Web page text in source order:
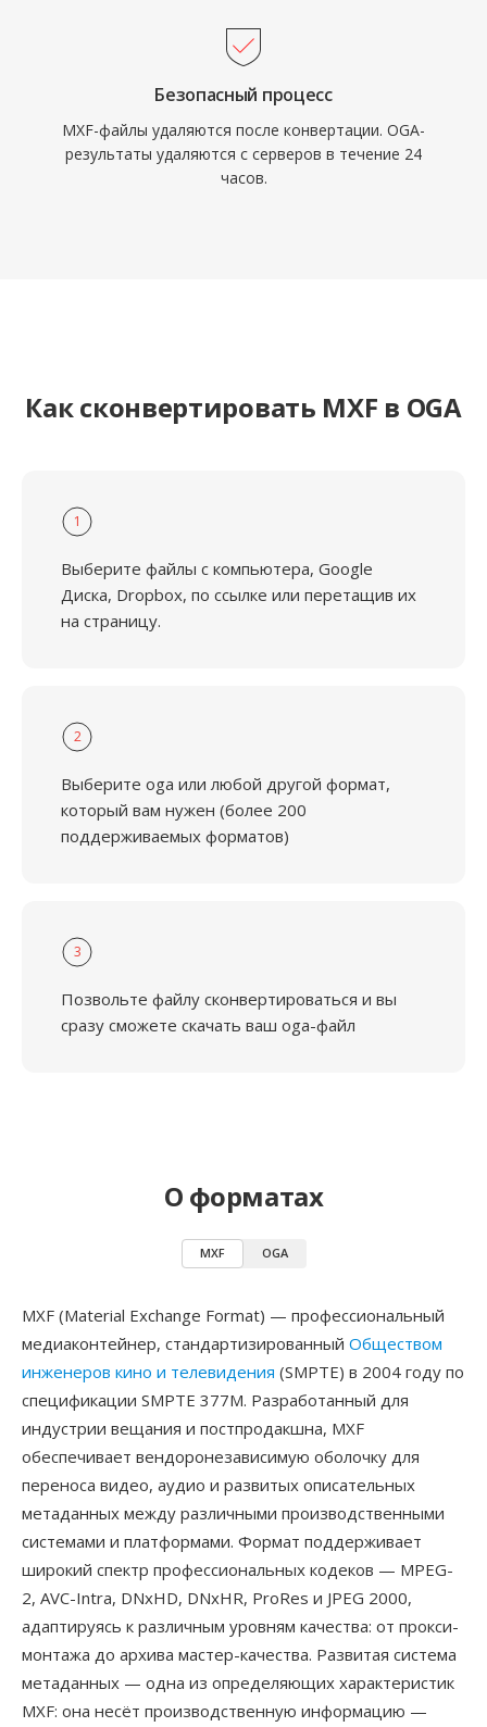
Безопасный процесс
MXF-файлы удаляются после конвертации. OGA-
результаты удаляются с серверов в течение 24
часов.
Как сконвертировать MXF в OGA
1
Выберите файлы с компьютера, Google
Диска, Dropbox, по ссылке или перетащив их
на страницу.
2
Выберите oga или любой другой формат,
который вам нужен (более 200
поддерживаемых форматов)
3
Позвольте файлу сконвертироваться и вы
сразу сможете скачать ваш oga-файл
О форматах
MXF OGA
MXF (Material Exchange Format) — профессиональный
медиаконтейнер, стандартизированный Обществом
инженеров кино и телевидения (SMPTE) в 2004 году по
спецификации SMPTE 377M. Разработанный для
индустрии вещания и постпродакшна, MXF
обеспечивает вендоронезависимую оболочку для
переноса видео, аудио и развитых описательных
метаданных между различными производственными
системами и платформами. Формат поддерживает
широкий спектр профессиональных кодеков — MPEG-
2, AVC-Intra, DNxHD, DNxHR, ProRes и JPEG 2000,
адаптируясь к различным уровням качества: от прокси-
монтажа до архива мастер-качества. Развитая система
метаданных — одна из определяющих характеристик
MXF: она несёт производственную информацию —